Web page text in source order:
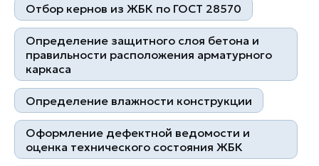
Отбор кернов из ЖБК по ГОСТ 28570
Определение защитного слоя бетона и
правильности расположения арматурного
каркаса
Определение влажности конструкции
Оформление дефектной ведомости и
оценка технического состояния ЖБК
Квалифицированные
специалисты
Контроль на каждом этапе